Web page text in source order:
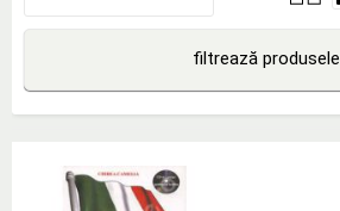
filtrează produsele